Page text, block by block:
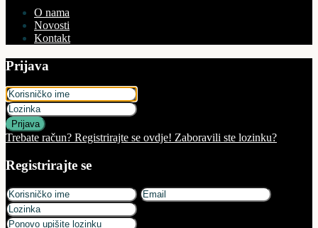
O nama
Novosti
Kontakt
Prijava
Prijava
Trebate račun? Registrirajte se ovdje! Zaboravili ste lozinku?
Registrirajte se